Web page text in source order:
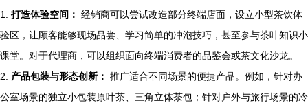
1. 打造体验空间： 经销商可以尝试改造部分终端店面，设立小型茶饮体
验区，让顾客能够现场品尝、学习简单的冲泡技巧，甚至参与茶叶知识小
课堂。对于代理商，可以组织面向终端消费者的品鉴会或茶文化沙龙。
2. 产品包装与形态创新： 推广适合不同场景的便捷产品。例如，针对办
公室场景的独立小包装原叶茶、三角立体茶包；针对户外与旅行场景的冷